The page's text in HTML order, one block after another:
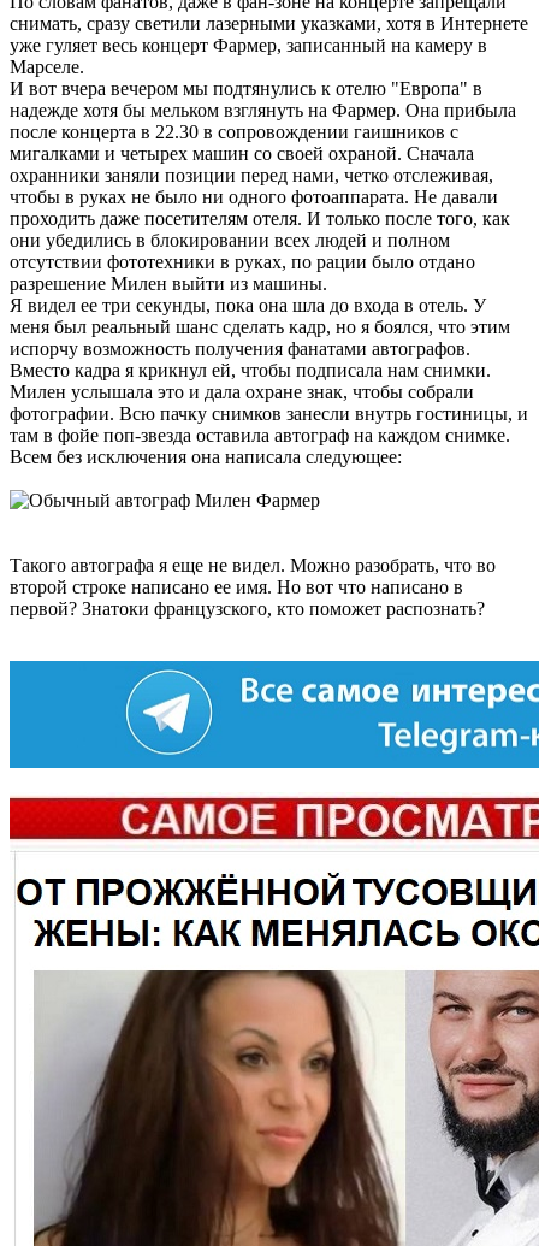
снимать, сразу светили лазерными указками, хотя в Интернете
уже гуляет весь концерт Фармер, записанный на камеру в
Марселе.
И вот вчера вечером мы подтянулись к отелю "Европа" в
надежде хотя бы мельком взглянуть на Фармер. Она прибыла
после концерта в 22.30 в сопровождении гаишников с
мигалками и четырех машин со своей охраной. Сначала
охранники заняли позиции перед нами, четко отслеживая,
чтобы в руках не было ни одного фотоаппарата. Не давали
проходить даже посетителям отеля. И только после того, как
они убедились в блокировании всех людей и полном
отсутствии фототехники в руках, по рации было отдано
разрешение Милен выйти из машины.
Я видел ее три секунды, пока она шла до входа в отель. У
меня был реальный шанс сделать кадр, но я боялся, что этим
испорчу возможность получения фанатами автографов.
Вместо кадра я крикнул ей, чтобы подписала нам снимки.
Милен услышала это и дала охране знак, чтобы собрали
фотографии. Всю пачку снимков занесли внутрь гостиницы, и
там в фойе поп-звезда оставила автограф на каждом снимке.
Всем без исключения она написала следующее:
Такого автографа я еще не видел. Можно разобрать, что во
второй строке написано ее имя. Но вот что написано в
первой? Знатоки французского, кто поможет распознать?